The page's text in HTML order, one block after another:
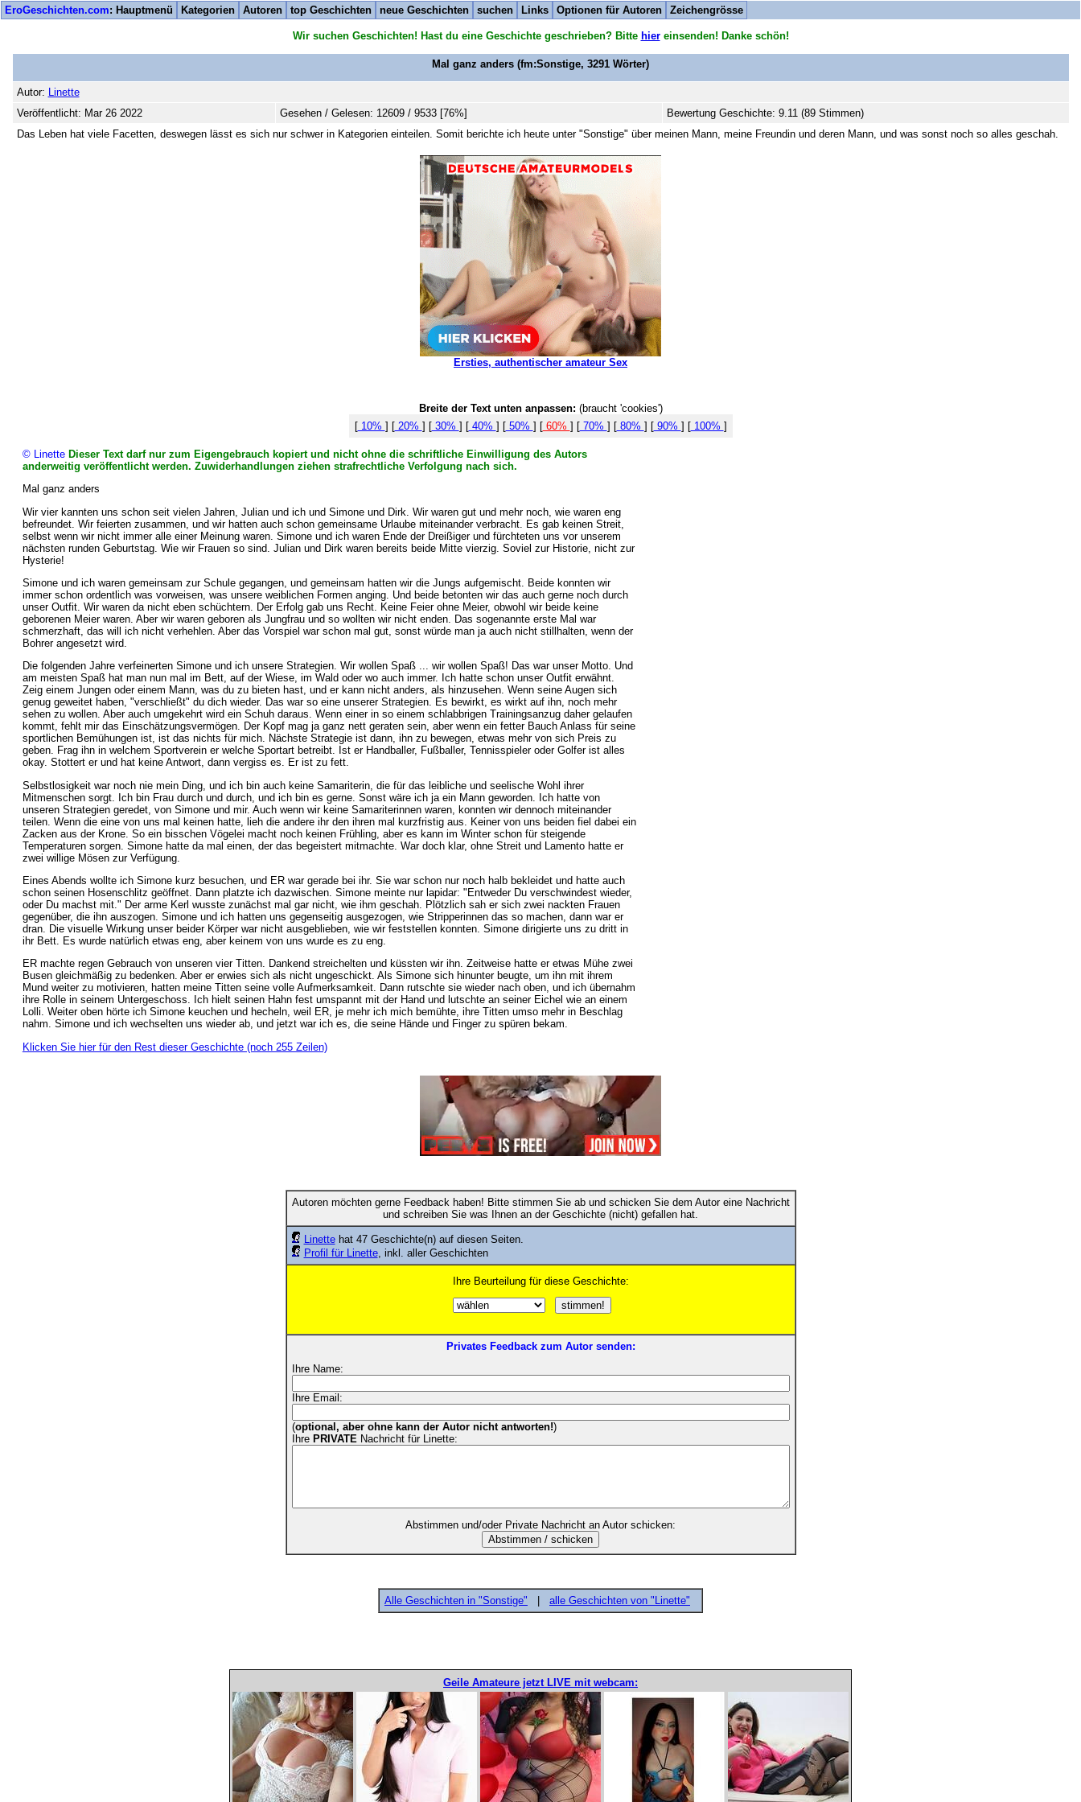
EroGeschichten.com: Hauptmenü Kategorien Autoren top Geschichten neue Geschichten suchen Links Optionen für Autoren Zeichengrösse
Wir suchen Geschichten! Hast du eine Geschichte geschrieben? Bitte hiereinsenden! Danke schön!
Mal ganz anders (fm:Sonstige, 3291 Wörter)
Autor: Linette
Veröffentlicht: Mar 26 2022
Gesehen / Gelesen: 12609 / 9533 [76%]
Bewertung Geschichte: 9.11 (89 Stimmen)
Das Leben hat viele Facetten, deswegen lässt es sich nur schwer in Kategorien einteilen. Somit berichte ich heute unter "Sonstige" über meinen Mann, meine Freundin und deren Mann, und was sonst noch so alles geschah.
Ersties, authentischer amateur Sex
Breite der Text unten anpassen: (braucht 'cookies')
[10% ] [20% ] [30% ] [40% ] [50% ] [60% ] [70% ] [80% ] [90% ] [100% ]
© Linette Dieser Text darf nur zum Eigengebrauch kopiert und nicht ohne die schriftliche Einwilligung des Autors
anderweitig veröffentlicht werden. Zuwiderhandlungen ziehen strafrechtliche Verfolgung nach sich.
Mal ganz anders
Wir vier kannten uns schon seit vielen Jahren, Julian und ich und Simone und Dirk. Wir waren gut und mehr noch, wie waren eng
befreundet. Wir feierten zusammen, und wir hatten auch schon gemeinsame Urlaube miteinander verbracht. Es gab keinen Streit,
selbst wenn wir nicht immer alle einer Meinung waren. Simone und ich waren Ende der Dreißiger und fürchteten uns vor unserem
nächsten runden Geburtstag. Wie wir Frauen so sind. Julian und Dirk waren bereits beide Mitte vierzig. Soviel zur Historie, nicht zur
Hysterie!
Simone und ich waren gemeinsam zur Schule gegangen, und gemeinsam hatten wir die Jungs aufgemischt. Beide konnten wir
immer schon ordentlich was vorweisen, was unsere weiblichen Formen anging. Und beide betonten wir das auch gerne noch durch
unser Outfit. Wir waren da nicht eben schüchtern. Der Erfolg gab uns Recht. Keine Feier ohne Meier, obwohl wir beide keine
geborenen Meier waren. Aber wir waren geboren als Jungfrau und so wollten wir nicht enden. Das sogenannte erste Mal war
schmerzhaft, das will ich nicht verhehlen. Aber das Vorspiel war schon mal gut, sonst würde man ja auch nicht stillhalten, wenn der
Bohrer angesetzt wird.
Die folgenden Jahre verfeinerten Simone und ich unsere Strategien. Wir wollen Spaß ... wir wollen Spaß! Das war unser Motto. Und
am meisten Spaß hat man nun mal im Bett, auf der Wiese, im Wald oder wo auch immer. Ich hatte schon unser Outfit erwähnt.
Zeig einem Jungen oder einem Mann, was du zu bieten hast, und er kann nicht anders, als hinzusehen. Wenn seine Augen sich
genug geweitet haben, "verschließt" du dich wieder. Das war so eine unserer Strategien. Es bewirkt, es wirkt auf ihn, noch mehr
sehen zu wollen. Aber auch umgekehrt wird ein Schuh daraus. Wenn einer in so einem schlabbrigen Trainingsanzug daher gelaufen
kommt, fehlt mir das Einschätzungsvermögen. Der Kopf mag ja ganz nett geraten sein, aber wenn ein fetter Bauch Anlass für seine
sportlichen Bemühungen ist, ist das nichts für mich. Nächste Strategie ist dann, ihn zu bewegen, etwas mehr von sich Preis zu
geben. Frag ihn in welchem Sportverein er welche Sportart betreibt. Ist er Handballer, Fußballer, Tennisspieler oder Golfer ist alles
okay. Stottert er und hat keine Antwort, dann vergiss es. Er ist zu fett.
Selbstlosigkeit war noch nie mein Ding, und ich bin auch keine Samariterin, die für das leibliche und seelische Wohl ihrer
Mitmenschen sorgt. Ich bin Frau durch und durch, und ich bin es gerne. Sonst wäre ich ja ein Mann geworden. Ich hatte von
unseren Strategien geredet, von Simone und mir. Auch wenn wir keine Samariterinnen waren, konnten wir dennoch miteinander
teilen. Wenn die eine von uns mal keinen hatte, lieh die andere ihr den ihren mal kurzfristig aus. Keiner von uns beiden fiel dabei ein
Zacken aus der Krone. So ein bisschen Vögelei macht noch keinen Frühling, aber es kann im Winter schon für steigende
Temperaturen sorgen. Simone hatte da mal einen, der das begeistert mitmachte. War doch klar, ohne Streit und Lamento hatte er
zwei willige Mösen zur Verfügung.
Eines Abends wollte ich Simone kurz besuchen, und ER war gerade bei ihr. Sie war schon nur noch halb bekleidet und hatte auch
schon seinen Hosenschlitz geöffnet. Dann platzte ich dazwischen. Simone meinte nur lapidar: "Entweder Du verschwindest wieder,
oder Du machst mit." Der arme Kerl wusste zunächst mal gar nicht, wie ihm geschah. Plötzlich sah er sich zwei nackten Frauen
gegenüber, die ihn auszogen. Simone und ich hatten uns gegenseitig ausgezogen, wie Stripperinnen das so machen, dann war er
dran. Die visuelle Wirkung unser beider Körper war nicht ausgeblieben, wie wir feststellen konnten. Simone dirigierte uns zu dritt in
ihr Bett. Es wurde natürlich etwas eng, aber keinem von uns wurde es zu eng.
ER machte regen Gebrauch von unseren vier Titten. Dankend streichelten und küssten wir ihn. Zeitweise hatte er etwas Mühe zwei
Busen gleichmäßig zu bedenken. Aber er erwies sich als nicht ungeschickt. Als Simone sich hinunter beugte, um ihn mit ihrem
Mund weiter zu motivieren, hatten meine Titten seine volle Aufmerksamkeit. Dann rutschte sie wieder nach oben, und ich übernahm
ihre Rolle in seinem Untergeschoss. Ich hielt seinen Hahn fest umspannt mit der Hand und lutschte an seiner Eichel wie an einem
Lolli. Weiter oben hörte ich Simone keuchen und hecheln, weil ER, je mehr ich mich bemühte, ihre Titten umso mehr in Beschlag
nahm. Simone und ich wechselten uns wieder ab, und jetzt war ich es, die seine Hände und Finger zu spüren bekam.
Klicken Sie hier für den Rest dieser Geschichte (noch 255 Zeilen)
Autoren möchten gerne Feedback haben! Bitte stimmen Sie ab und schicken Sie dem Autor eine Nachricht
und schreiben Sie was Ihnen an der Geschichte (nicht) gefallen hat.
Linettehat 47 Geschichte(n) auf diesen Seiten.
Profil für Linette, inkl. aller Geschichten
Ihre Beurteilung für diese Geschichte:
Privates Feedback zum Autor senden:
Ihre Name:
Ihre Email:
(optional, aber ohne kann der Autor nicht antworten!)
Ihre PRIVATE Nachricht für Linette:
Abstimmen und/oder Private Nachricht an Autor schicken:
Alle Geschichten in "Sonstige" alle Geschichten von "Linette"
Geile Amateure jetzt LIVE mit webcam: